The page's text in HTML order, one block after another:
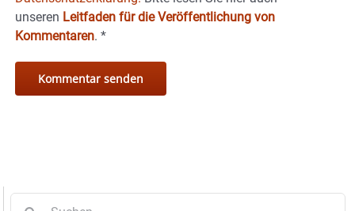
unseren Leitfaden für die Veröffentlichung von
Kommentaren. *